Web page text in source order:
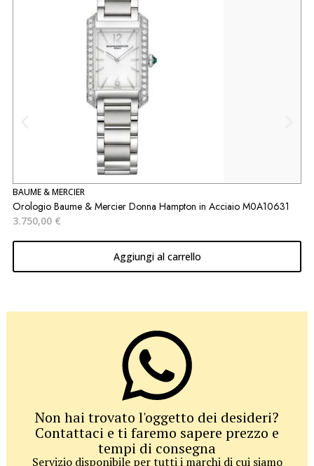
BAUME & MERCIER
Orologio Baume & Mercier Donna Hampton in Acciaio M0A10631
3.750,00 €
Aggiungi al carrello
Non hai trovato l'oggetto dei desideri?
Contattaci e ti faremo sapere prezzo e
tempi di consegna
Servizio disponibile per tutti i marchi di cui siamo